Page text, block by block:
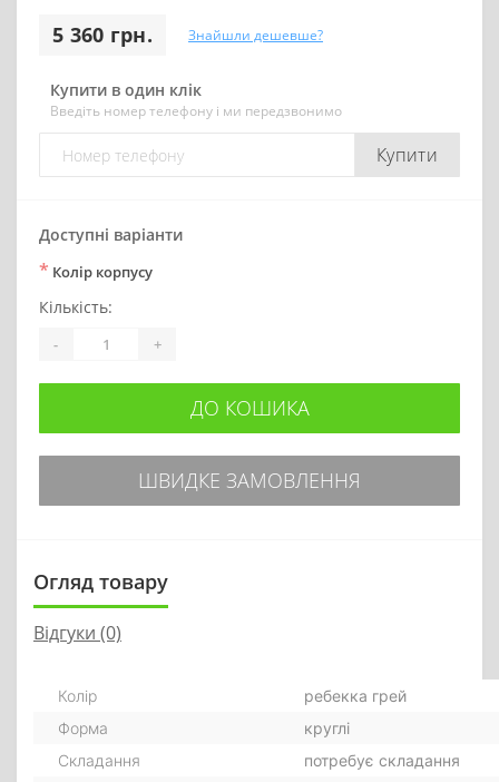
5 360 грн. Знайшли дешевше?
Купити в один клік
Введіть номер телефону і ми передзвонимо
Купити
Доступні варіанти
* Колір корпусу
Кількість:
- +
ДО КОШИКА
ШВИДКЕ ЗАМОВЛЕННЯ
Огляд товару
Відгуки (0)
Колір
ребекка грей
Форма
круглі
Складання
потребує складання